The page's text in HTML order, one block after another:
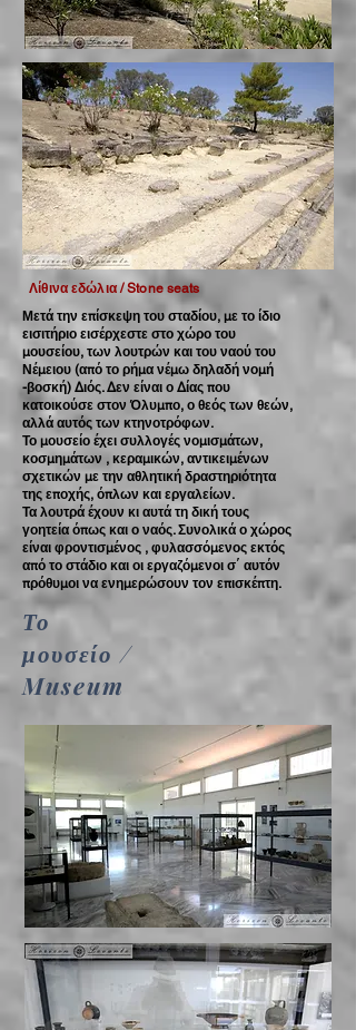
Λίθινα εδώλια / Stone seats
Μετά την επίσκεψη του σταδίου, με το ίδιο
εισιτήριο εισέρχεστε στο χώρο του
μουσείου, των λουτρών και του ναού του
Νέμειου (από το ρήμα νέμω δηλαδή νομή
-βοσκή) Διός. Δεν είναι ο Δίας που
κατοικούσε στον Όλυμπο, ο θεός των θεών,
αλλά αυτός των κτηνοτρόφων.
Το μουσείο έχει συλλογές νομισμάτων,
κοσμημάτων , κεραμικών, αντικειμένων
σχετικών με την αθλητική δραστηριότητα
της εποχής, όπλων και εργαλείων.
Τα λουτρά έχουν κι αυτά τη δική τους
γοητεία όπως και ο ναός. Συνολικά ο χώρος
είναι φροντισμένος , φυλασσόμενος εκτός
από το στάδιο και οι εργαζόμενοι σ΄ αυτόν
πρόθυμοι να ενημερώσουν τον επισκέπτη.
Το
μουσείο /
Museum